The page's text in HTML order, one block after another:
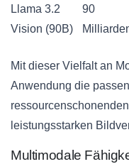
Llama 3.2
Vision (90B)
90
Mit dieser Vielfalt an
Anwendung die
leistungsstarken
Multimodale